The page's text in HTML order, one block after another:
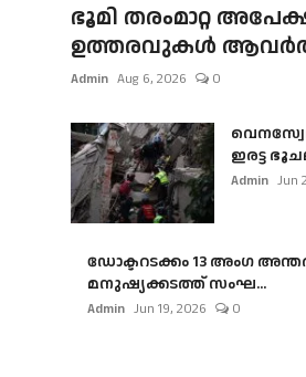
ഭൂമി തരംമാറ്റ
ഉത്തരവുകൾ
Admin Aug 6, 2026 0
ഇരട്ട
Admin Jun
ഡോക്ടറടക്കം 13 അംഗ
മനുഷ്യക്കടത്ത് സംഘ...
Admin Jun 19, 2026 0